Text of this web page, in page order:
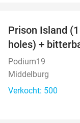
Prison Island
holes) +
Podium19
Middelburg
Verkocht: 500